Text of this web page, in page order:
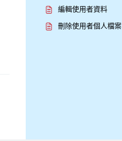
編輯使用者資料
刪除使用者個人檔案